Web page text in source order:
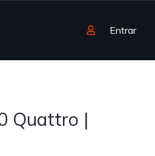
Entrar
Quattro |